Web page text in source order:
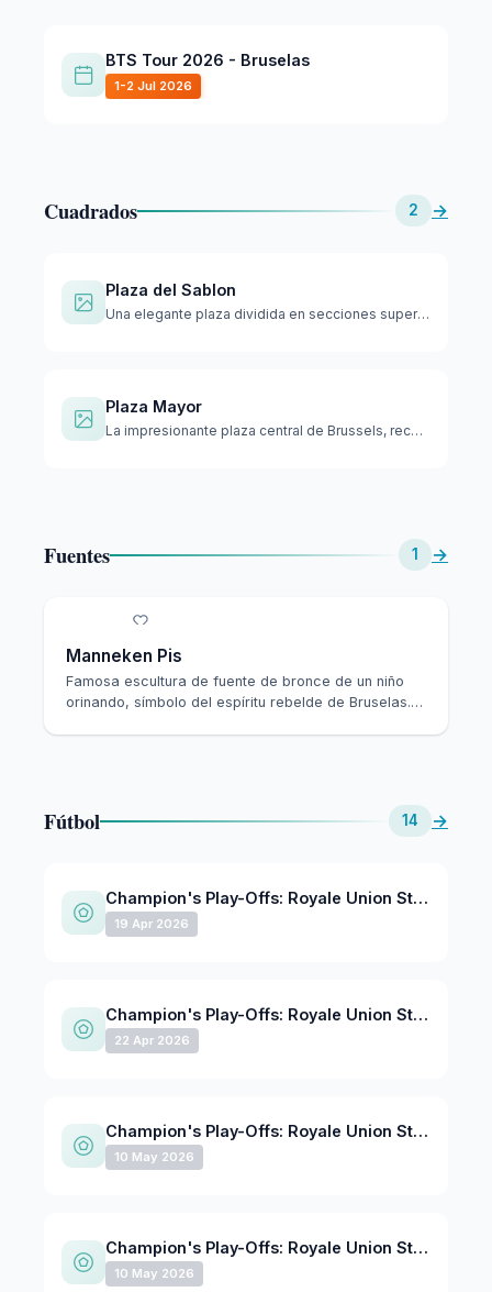
BTS Tour 2026 - Bruselas
1-2 Jul 2026
Cuadrados 2 →
Plaza del Sablon
Una elegante plaza dividida en secciones superior e inferior…
Plaza Mayor
La impresionante plaza central de Brussels, reconocida como …
Fuentes 1 →
Manneken Pis
Famosa escultura de fuente de bronce de un niño
orinando, símbolo del espíritu rebelde de Bruselas.
Fútbol 14 →
Champion's Play-Offs: Royale Union St-Gilloise - Club Brugge @ Stade Joseph Marien - 19 de abril de 2026
19 Apr 2026
Champion's Play-Offs: Royale Union St-Gilloise - KAA Gent @ Stade Joseph Marien - 22 de abril de 2026
22 Apr 2026
Champion's Play-Offs: Royale Union St-Gilloise - KV Mechelen @ Stade Joseph Marien - 10 de mayo de 2026
10 May 2026
Champion's Play-Offs: Royale Union St-Gilloise - KV Mechelen @ Stade Joseph Marien - 10 de mayo, 2026
10 May 2026